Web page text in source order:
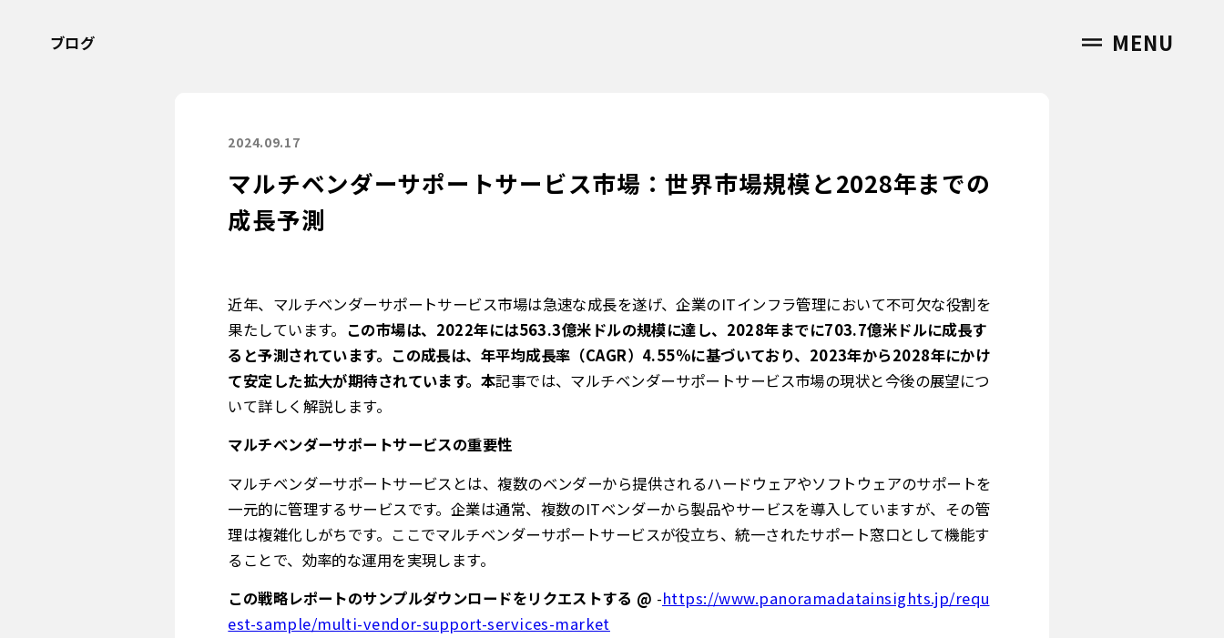
ブログ MENU
2024.09.17
マルチベンダーサポートサービス市場：世界市場規模と2028年までの
成長予測
近年、マルチベンダーサポートサービス市場は急速な成長を遂げ、企業のITインフラ管理において不可欠な役割を
果たしています。 この市場は、2022年には563.3億米ドルの規模に達し、2028年までに703.7億米ドルに成長す
ると予測されています。この成長は、年平均成長率（CAGR）4.55%に基づいており、2023年から2028年にかけ
て安定した拡大が期待されています。本記事では、マルチベンダーサポートサービス市場の現状と今後の展望につ
いて詳しく解説します。
マルチベンダーサポートサービスの重要性
マルチベンダーサポートサービスとは、複数のベンダーから提供されるハードウェアやソフトウェアのサポートを
一元的に管理するサービスです。企業は通常、複数のITベンダーから製品やサービスを導入していますが、その管
理は複雑化しがちです。ここでマルチベンダーサポートサービスが役立ち、統一されたサポート窓口として機能す
ることで、効率的な運用を実現します。
この戦略レポートのサンプルダウンロードをリクエストする @ -https://www.panoramadatainsights.jp/requ
est-sample/multi-vendor-support-services-market